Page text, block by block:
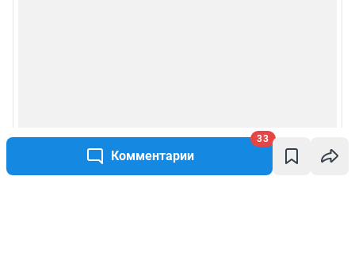
Комментарии
33